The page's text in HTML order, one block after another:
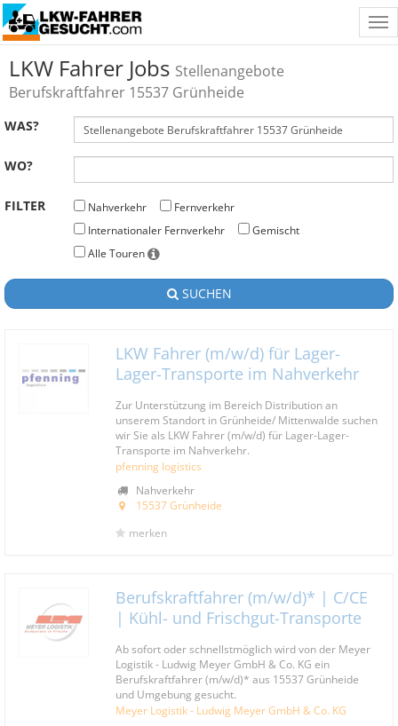
LKW Fahrer Jobs Stellenangebote
Berufskraftfahrer 15537 Grünheide
WAS?
WO?
FILTER Nahverkehr
Fernverkehr
Internationaler Fernverkehr
Gemischt
Alle Touren
SUCHEN
LKW Fahrer (m/w/d) für Lager-
Lager-Transporte im Nahverkehr
Zur Unterstützung im Bereich Distribution an
unserem Standort in Grünheide/ Mittenwalde suchen
wir Sie als LKW Fahrer (m/w/d) für Lager-Lager-
Transporte im Nahverkehr.
pfenning logistics
Nahverkehr
15537 Grünheide
merken
Berufskraftfahrer (m/w/d)* | C/CE
| Kühl- und Frischgut-Transporte
Ab sofort oder schnellstmöglich wird von der Meyer
Logistik - Ludwig Meyer GmbH & Co. KG ein
Berufskraftfahrer (m/w/d)* aus 15537 Grünheide
und Umgebung gesucht.
Meyer Logistik - Ludwig Meyer GmbH & Co. KG